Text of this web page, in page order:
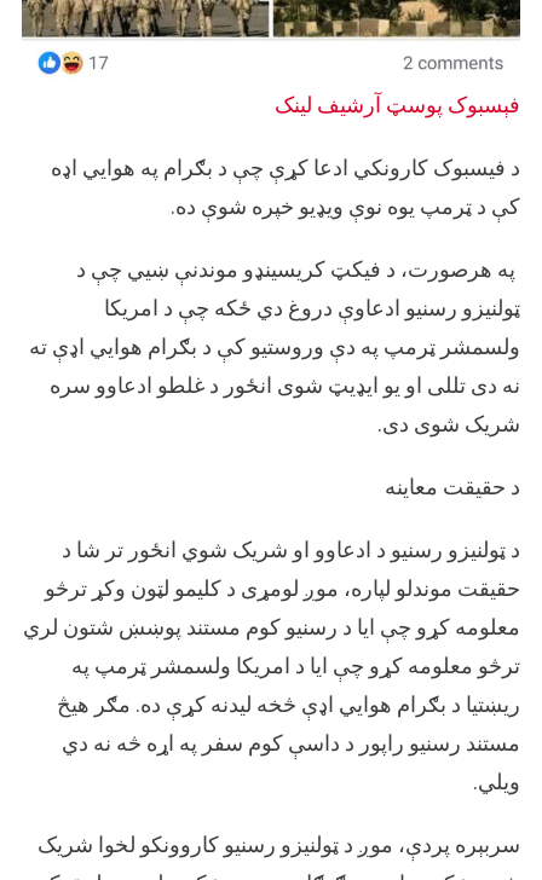
فېسبوک پوسټ آرشيف لینک
د فیسبوک کارونکي ادعا کړې چې د بګرام په هوايي اډه
کې د ټرمپ یوه نوې ویډیو خپره شوې ده.
په هرصورت، د فیکټ کریسینډو موندنې ښیي چې د
ټولنیزو رسنیو ادعاوې دروغ دي ځکه چې د امریکا
ولسمشر ټرمپ په دې وروستیو کې د بګرام هوايي اډې ته
نه دی تللی او یو ایډیټ شوی انځور د غلطو ادعاوو سره
شریک شوی دی.
د حقیقت معاینه
د ټولنیزو رسنیو د ادعاوو او شریک شوي انځور تر شا د
حقیقت موندلو لپاره، موږ لومړی د کلیمو لټون وکړ ترڅو
معلومه کړو چې ایا د رسنیو کوم مستند پوښښ شتون لري
ترڅو معلومه کړو چې ایا د امریکا ولسمشر ټرمپ په
ریښتیا د بګرام هوايي اډې څخه لیدنه کړې ده. مګر هیڅ
مستند رسنیو راپور د داسې کوم سفر په اړه څه نه دي
ویلي.
سربېره پردې، موږ د ټولنیزو رسنیو کاروونکو لخوا شریک